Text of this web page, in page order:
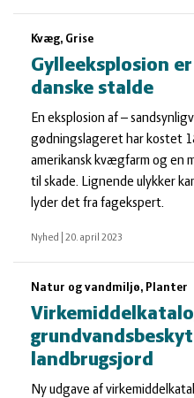
ledelse
dyr
Kvæg, Grise
Gylleeksplosion
danske stalde
En eksplosion af –
gødningslageret har kostet
amerikansk kvægfarm og en
til skade. Lignende ulykker
lyder det fra fagekspert.
Nyhed 20. april 2023
Natur og vandmiljø, Planter
landbrugsjord
Ny udgave af